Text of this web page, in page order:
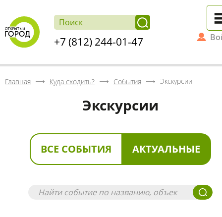
+7 (812) 244-01-47
Главная Куда сходить? События Экскурсии
Экскурсии
ВСЕ СОБЫТИЯ АКТУАЛЬНЫЕ